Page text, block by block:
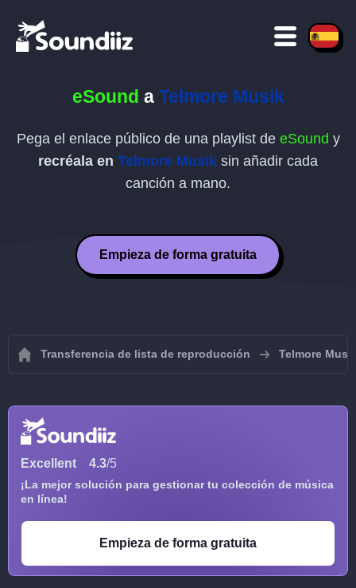
eSound a Telmore Musik
Pega el enlace público de una playlist de eSound y
recréala en Telmore Musik sin añadir cada
canción a mano.
Empieza de forma gratuita
Transferencia de lista de reproducción Telmore
Excellent 4.3/5
¡La mejor solución para gestionar tu colección de música
en línea!
Empieza de forma gratuita